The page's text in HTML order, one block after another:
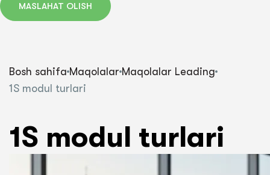
MASLAHAT OLISH
Bosh sahifa Maqolalar Maqolalar Leading
1S modul turlari
1S modul turlari